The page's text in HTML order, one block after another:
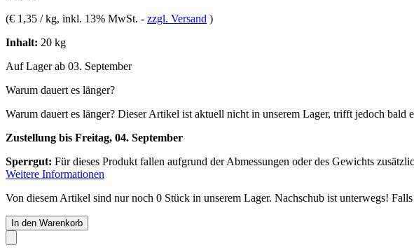
(€ 1,35 / kg, inkl. 13% MwSt. - zzgl. Versand )
Inhalt: 20 kg
Auf Lager ab 03. September
Warum dauert es länger?
Warum dauert es länger? Dieser Artikel ist aktuell nicht in unserem Lager, trifft jedoch bald
Zustellung bis Freitag, 04. September
Sperrgut: Für dieses Produkt fallen aufgrund der Abmessungen oder des Gewichts
Weitere Informationen
Von diesem Artikel sind nur noch 0 Stück in unserem Lager. Nachschub ist unterwegs!
In den Warenkorb